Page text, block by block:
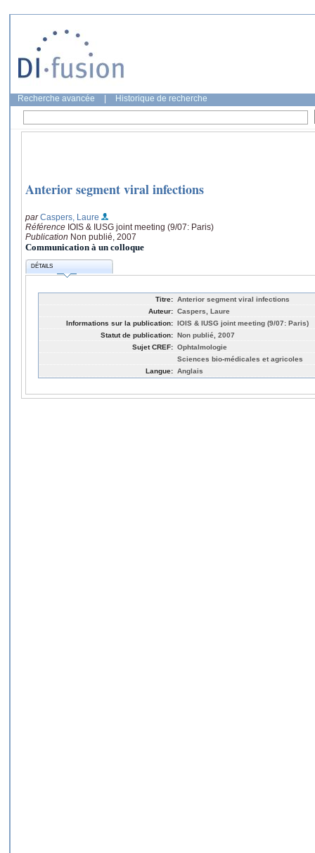
Recherche avancée Historique de recherche
Anterior segment viral infections
parCaspers, Laure
Référence IOIS & IUSG joint meeting (9/07: Paris)
Publication Non publié, 2007
Communication à un colloque
DÉTAILS
Titre: Anterior segment viral infections
Auteur: Caspers, Laure
Informations sur la publication: IOIS & IUSG joint meeting (9/07: Paris)
Statut de publication: Non publié, 2007
Sujet CREF: Ophtalmologie
Sciences bio-médicales et agricoles
Langue: Anglais